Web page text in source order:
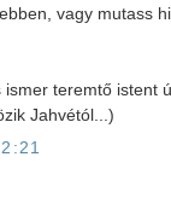
vagy mutass
ismer teremtő istent
Jahvétól...)